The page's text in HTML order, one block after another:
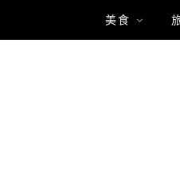
美食